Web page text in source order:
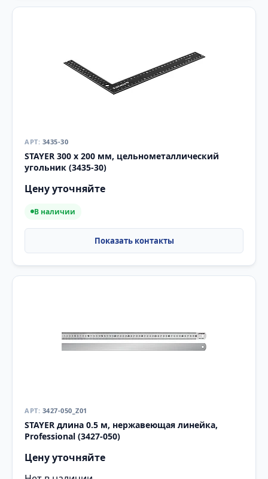
3435-30
STAYER 300 х 200 мм, цельнометаллический
угольник (3435-30)
Цену уточняйте
В наличии
3427-050_Z01
STAYER длина 0.5 м, нержавеющая линейка,
Professional (3427-050)
Цену уточняйте